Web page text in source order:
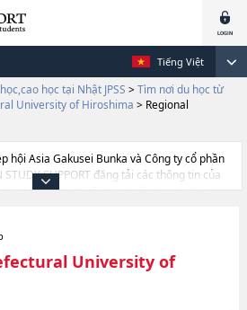
Tiếng Việt
học tại Nhật JPSS > Tìm nơi du học từ
University of Hiroshima > Regional
hội Asia Gakusei Bunka và Công ty cổ phần
SUPPORT đăng tải các thông tin của
cao học, trường đại học ngắn hạn, trường
dành cho du học sinh, như là về các
Bioresource Sciences, thông tin
quan đến thi tuyển như số lượng tuyển
sở trang thiết bị, hướng dẫn địa điểm v.v...
University of